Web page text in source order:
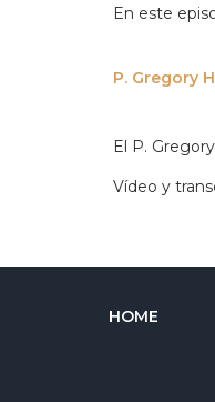
En este
P. Gregory
El P.
Vídeo y
HOME